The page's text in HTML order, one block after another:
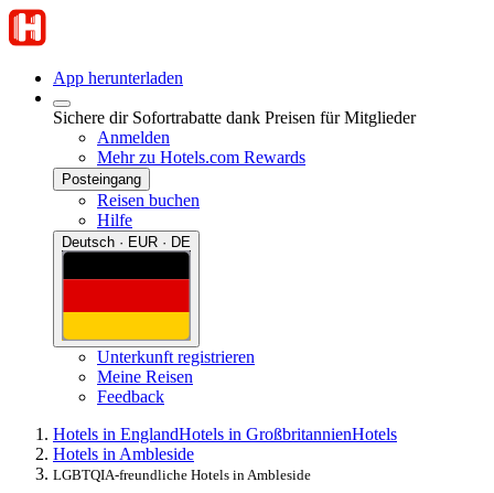
App herunterladen
Sichere dir Sofortrabatte dank Preisen für Mitglieder
Anmelden
Mehr zu Hotels.com Rewards
Posteingang
Reisen buchen
Hilfe
Deutsch · EUR · DE
Unterkunft registrieren
Meine Reisen
Feedback
Hotels in EnglandHotels in GroßbritannienHotels
Hotels in Ambleside
LGBTQIA-freundliche Hotels in Ambleside